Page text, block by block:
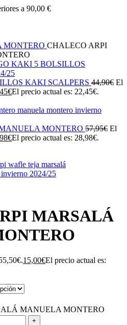
a 90,00 €
MONTERO CHALECO ARPI
KAKI SCALPERS 44,90€ El
€El precio actual es: 22,45€.
MONTERO 57,95€ El
€El precio actual es: 28,98€.
MARSALÁ
15,00€El precio actual es:
MANUELA MONTERO